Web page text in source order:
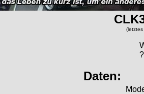
Daten: